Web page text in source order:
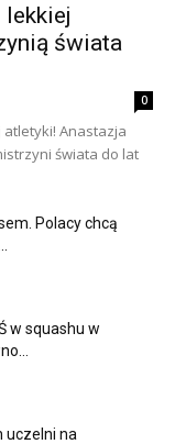
świata
0
Anastazja
świata do lat
Polacy chcą
w squashu w
uczelni na